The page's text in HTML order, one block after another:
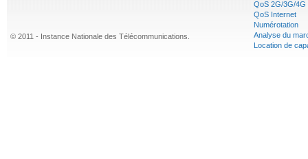
QoS 2G/3G/4G
QoS Internet
Numérotation
Analyse du
Location de
© 2011 - Instance Nationale des Télécommunications.